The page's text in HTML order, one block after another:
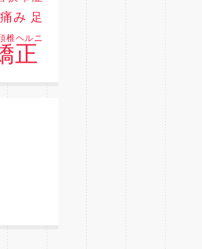
み 足
椎ヘルニ
正